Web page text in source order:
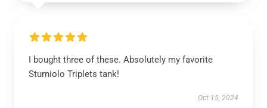
I bought three of these. Absolutely my favorite
Sturniolo Triplets tank!
Oct 15, 2024